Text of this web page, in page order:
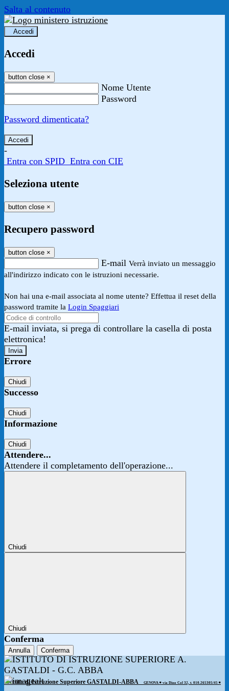
Salta al contenuto
Accedi
Accedi
button close ×
Nome Utente
Password
Password dimenticata?
-
Entra con SPID Entra con CIE
Seleziona utente
button close ×
Recupero password
button close ×
E-mail Verrà inviato un messaggio
all'indirizzo indicato con le istruzioni necessarie.
Non hai una e-mail associata al nome utente? Effettua il reset della
password tramite la Login Spaggiari
E-mail inviata, si prega di controllare la casella di posta
elettronica!
Errore
Chiudi
Successo
Chiudi
Informazione
Chiudi
Attendere...
Attendere il completamento dell'operazione...
Chiudi
Chiudi
Conferma
Annulla Conferma
Istituto di Istruzione Superiore GASTALDI-ABBA GENOVA ◾️ via Dino Col 32, t. 010.265305/45 ◾️